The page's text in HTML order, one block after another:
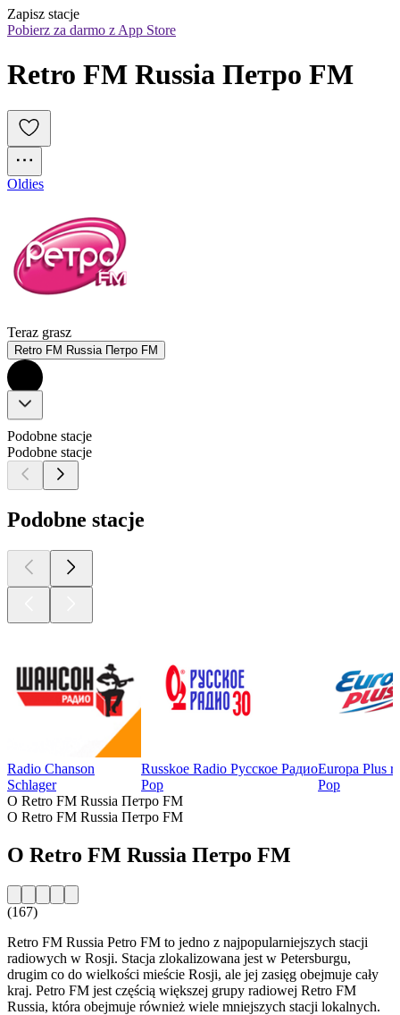
Zapisz stacje
Pobierz za darmo z App Store
Retro FM Russia Петро FM
Oldies
Teraz grasz
Retro FM Russia Петро FM
Podobne stacje
Podobne stacje
Podobne stacje
Radio Chanson
Schlager
Russkoe Radio Русское Радио
Pop
Europa Plus
Pop
O Retro FM Russia Петро FM
O Retro FM Russia Петро FM
O Retro FM Russia Петро FM
(167)
Retro FM Russia Petro FM to jedno z najpopularniejszych stacji
radiowych w Rosji. Stacja zlokalizowana jest w Petersburgu,
drugim co do wielkości mieście Rosji, ale jej zasięg obejmuje cały
kraj. Petro FM jest częścią większej grupy radiowej Retro FM
Russia, która obejmuje również wiele mniejszych stacji lokalnych.